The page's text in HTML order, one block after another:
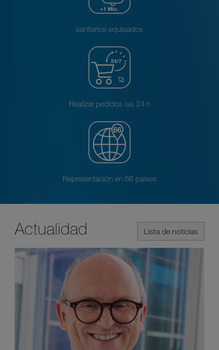
sanitarios equipados
Realizar pedidos las 24 h
Representación en 66 países
Lista de noticias
Actualidad